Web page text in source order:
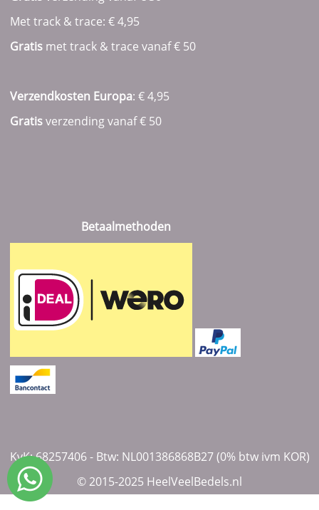
Met track & trace: € 4,95
Gratis met track & trace vanaf€ 50
Verzendkosten Europa: € 4,95
Gratisverzending vanaf € 50
Betaalmethoden
KvK: 68257406 - Btw: NL001386868B27 (0% btw ivm KOR)
© 2015-2025 HeelVeelBedels.nl